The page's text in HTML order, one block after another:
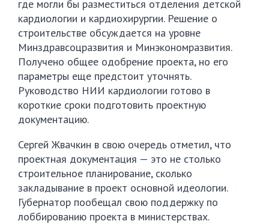
где могли бы разместиться отделения детской
кардиологии и кардиохирургии. Решение о
строительстве обсуждается на уровне
Минздравсоцразвития и Минэкономразвития.
Получено общее одобрение проекта, но его
параметры еще предстоит уточнять.
Руководство НИИ кардиологии готово в
короткие сроки подготовить проектную
документацию.
Сергей Жвачкин в свою очередь отметил, что
проектная документация — это не столько
строительное планирование, сколько
закладывание в проект основной идеологии.
Губернатор пообещал свою поддержку по
лоббированию проекта в министерствах.